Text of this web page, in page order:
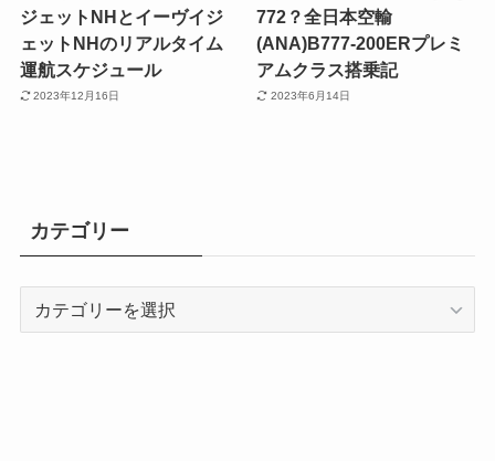
ジェットNHとイーヴイジ
ェットNHのリアルタイム
運航スケジュール
2023年12月16日
772？全日本空輸
(ANA)B777-200ERプレミ
アムクラス搭乗記
2023年6月14日
カテゴリー